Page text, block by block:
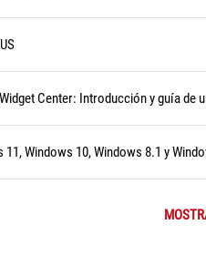
Center: Introducción y guía de
Windows 10, Windows 8.1 y